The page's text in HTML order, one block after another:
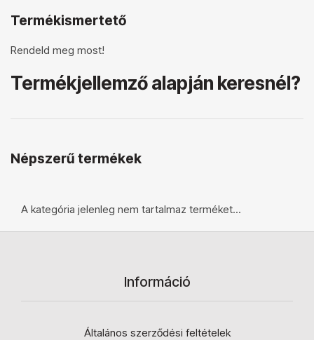
Termékismertető
Rendeld meg most!
Termékjellemző alapján keresnél?
Népszerű termékek
A kategória jelenleg nem tartalmaz terméket...
Információ
Általános szerződési feltételek